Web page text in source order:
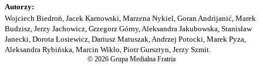
Autorzy:
Wojciech Biedroń, Jacek Karnowski, Marzena Nykiel, Goran Andrijanić, Marek
Budzisz, Jerzy Jachowicz, Grzegorz Górny, Aleksandra Jakubowska, Stanisław
Janecki, Dorota Łosiewicz, Dariusz Matuszak, Andrzej Potocki, Marek Pyza,
Aleksandra Rybińska, Marcin Wikło, Piotr Gursztyn, Jerzy Szmit.
© 2026 Grupa Medialna Fratria